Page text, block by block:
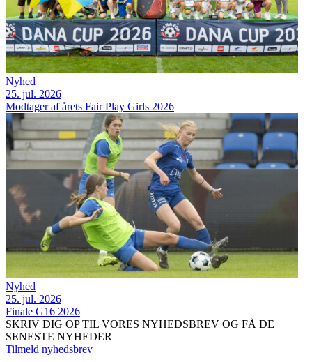
Nyhed
25. jul. 2026
Modtager af årets Fair Play Girls 2026
Nyhed
25. jul. 2026
Finale G16 2026
SKRIV DIG OP TIL VORES NYHEDSBREV OG FÅ DE
SENESTE NYHEDER
Tilmeld nyhedsbrev